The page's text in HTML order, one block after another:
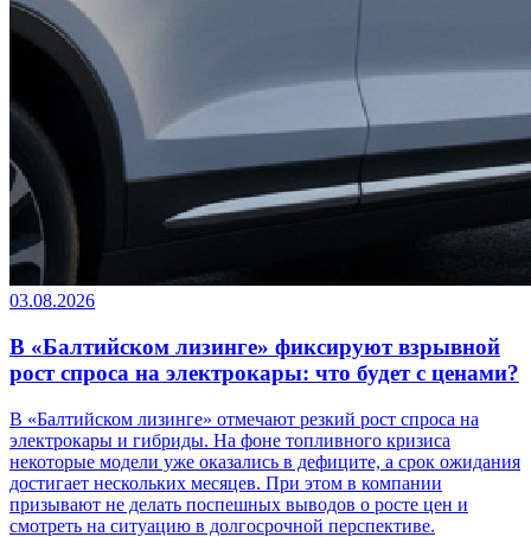
03.08.2026
В «Балтийском лизинге» фиксируют взрывной
рост спроса на электрокары: что будет с ценами?
В «Балтийском лизинге» отмечают резкий рост спроса на
электрокары и гибриды. На фоне топливного кризиса
некоторые модели уже оказались в дефиците, а срок ожидания
достигает нескольких месяцев. При этом в компании
призывают не делать поспешных выводов о росте цен и
смотреть на ситуацию в долгосрочной перспективе.